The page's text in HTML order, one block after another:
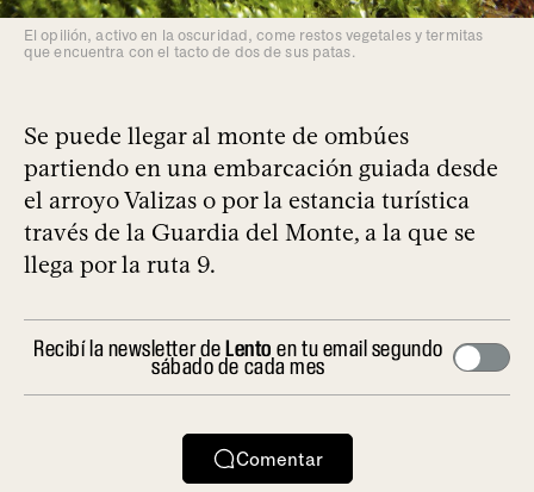
El opilión, activo en la oscuridad, come restos vegetales y termitas
que encuentra con el tacto de dos de sus patas.
Se puede llegar al monte de ombúes
partiendo en una embarcación guiada desde
el arroyo Valizas o por la estancia turística
través de la Guardia del Monte, a la que se
llega por la ruta 9.
Recibí la newsletter deLento en tu email segundo
sábado de cada mes
Comentar